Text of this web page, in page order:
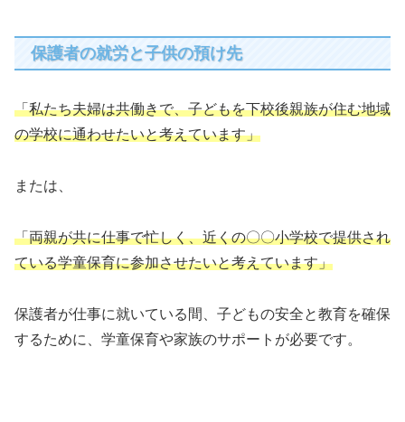
保護者の就労と子供の預け先
「私たち夫婦は共働きで、子どもを下校後親族が住む地域
の学校に通わせたいと考えています」
または、
「両親が共に仕事で忙しく、近くの〇〇小学校で提供され
ている学童保育に参加させたいと考えています」
保護者が仕事に就いている間、子どもの安全と教育を確保
するために、学童保育や家族のサポートが必要です。